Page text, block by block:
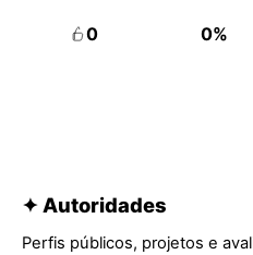
0 0%
✦ Autoridades
Perfis públicos, projetos e